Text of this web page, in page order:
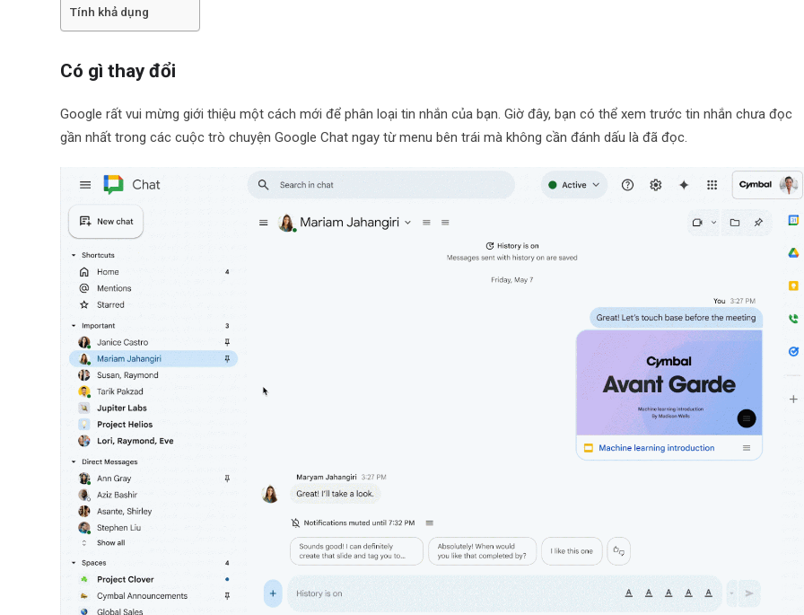
Tính khả dụng
Có gì thay đổi
Google rất vui mừng giới thiệu một cách mới để phân loại tin nhắn của bạn. Giờ đây, bạn có thể xem trước tin nhắn chưa đọc
gần nhất trong các cuộc trò chuyện Google Chat ngay từ menu bên trái mà không cần đánh dấu là đã đọc.